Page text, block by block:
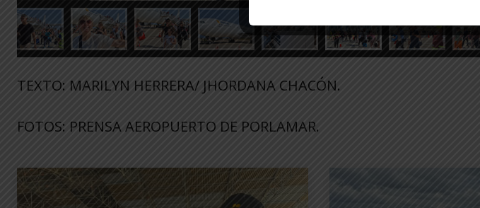
TEXTO: MARILYN HERRERA/ JHORDANA CHACÓN.
FOTOS: PRENSA AEROPUERTO DE PORLAMAR.